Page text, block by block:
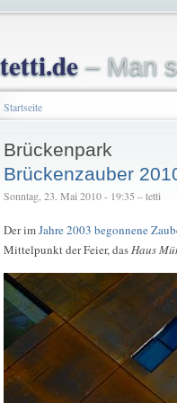
– Man
Startseite
Brückenpark
Brückenzauber
Sonntag, 23. Mai 2010 - 19:35 – tetti
Der imJahre 2003 begonnene
Mittelpunkt der Feier, das Haus